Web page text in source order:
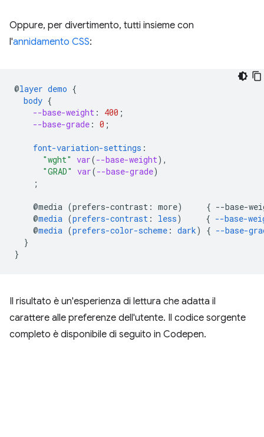
Oppure, per divertimento, tutti insieme con
l'annidamento CSS:
@layer demo {
body {
--base-weight : 400 ;
--base-grade : 0 ;
font-variation-settings :
"wght" var(--base-weight),
"GRAD" var(--base-grade)
;
@media (prefers-contrast : more) { --base-
@media (prefers-contrast : less) { --base-
@media (prefers-color-scheme : dark) { --base-
}
}
Il risultato è un'esperienza di lettura che adatta il
carattere alle preferenze dell'utente. Il codice sorgente
completo è disponibile di seguito in Codepen.